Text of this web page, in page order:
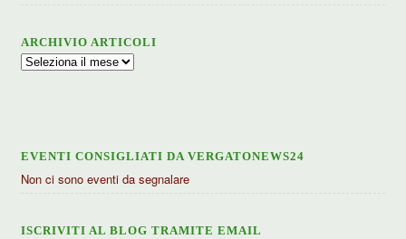
ARCHIVIO ARTICOLI
Archivio
EVENTI CONSIGLIATI DA VERGATONEWS24
Non ci sono eventi da segnalare
ISCRIVITI AL BLOG TRAMITE EMAIL